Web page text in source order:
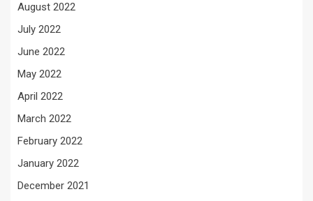
August 2022
July 2022
June 2022
May 2022
April 2022
March 2022
February 2022
January 2022
December 2021